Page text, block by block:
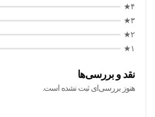
۴★
۳★
۲★
۱★
نقد و بررسی‌ها
هنوز بررسی‌ای ثبت نشده است.